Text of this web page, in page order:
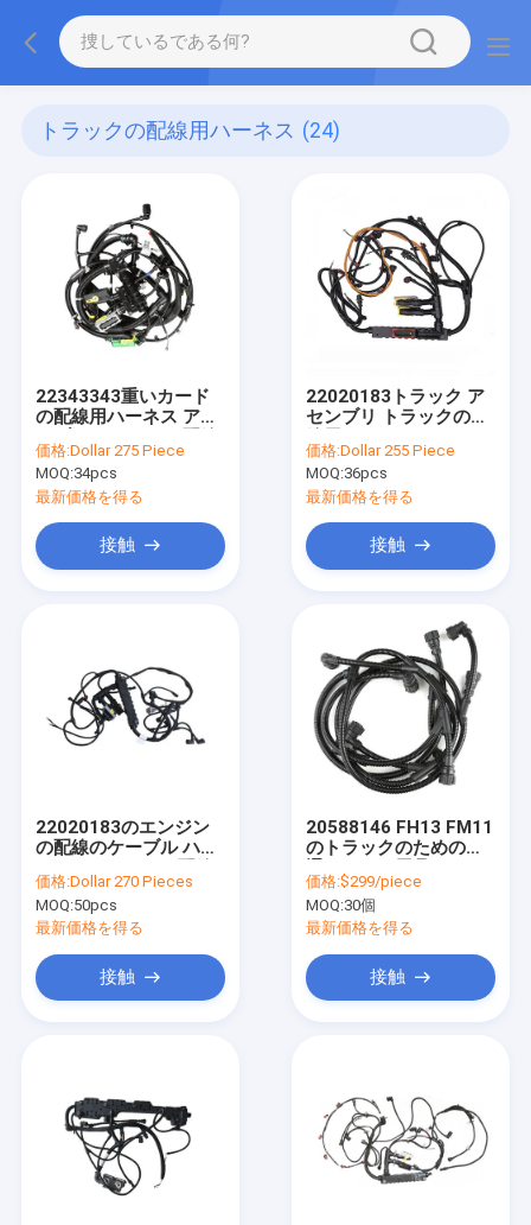
トラックの配線用ハーネス (24)
22343343重いカード
の配線用ハーネス アセ
用ハーネス
価格:Dollar 275 Piece
MOQ:34pcs
最新価格を得る
接触
22020183トラック ア
センブリ トラックの配
エンジン ワイヤー馬具
の付属品
価格:Dollar 255 Piece
MOQ:36pcs
最新価格を得る
接触
22020183のエンジン
の配線のケーブル ハー
用ハーネス
価格:Dollar 270 Pieces
MOQ:50pcs
最新価格を得る
接触
20588146 FH13 FM11
のトラックのための共
価格:$299/piece
MOQ:30個
最新価格を得る
接触